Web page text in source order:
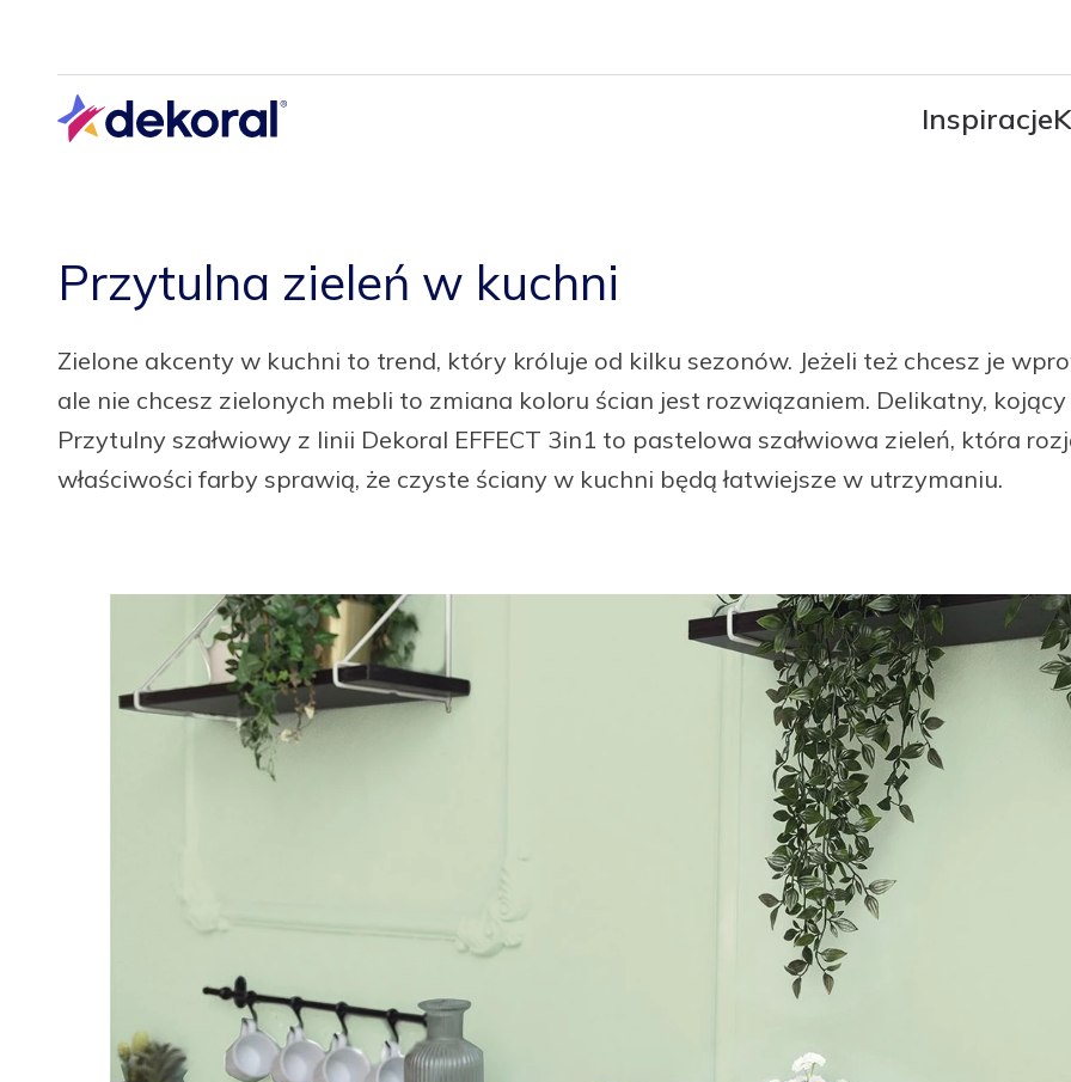
głównej
Inspiracje
Przytulna zieleń w kuchni
Zielone akcenty w kuchni to trend, który króluje od kilku sezonów. Jeżeli też chcesz je
ale nie chcesz zielonych mebli to zmiana koloru ścian jest rozwiązaniem. Delikatny,
Przytulny szałwiowy z linii Dekoral EFFECT 3in1 to pastelowa szałwiowa zieleń, która
właściwości farby sprawią, że czyste ściany w kuchni będą łatwiejsze w utrzymaniu.